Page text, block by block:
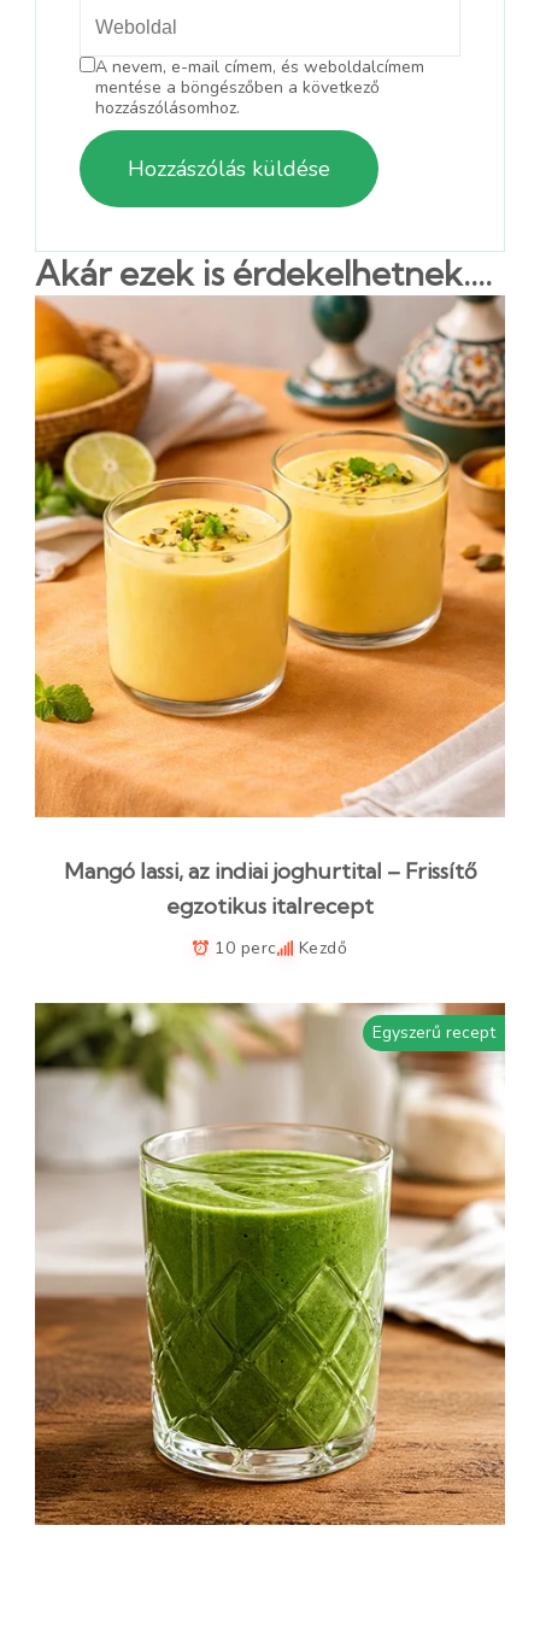
A nevem, e-mail címem, és weboldalcímem
mentése a böngészőben a következő
hozzászólásomhoz.
Akár ezek is érdekelhetnek....
Mangó lassi, az indiai joghurtital – Frissítő
egzotikus italrecept
10 perc Kezdő
Egyszerű recept